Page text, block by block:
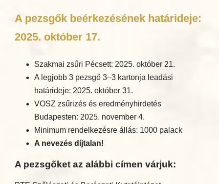
A pezsgők beérkezésének határideje:
2025. október 17.
Szakmai zsűri Pécsett: 2025. október 21.
A legjobb 3 pezsgő 3–3 kartonja leadási
határideje: 2025. október 31.
VOSZ zsűrizés és eredményhirdetés
Budapesten: 2025. november 4.
Minimum rendelkezésre állás: 1000 palack
A nevezés díjtalan!
A pezsgőket az alábbi címen várjuk: